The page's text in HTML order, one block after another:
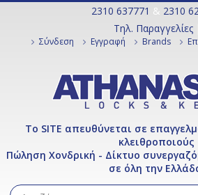
2310 637771 & 2310
Τηλ. Παραγγελίες
Σύνδεση Εγγραφή Brands
Το SITE απευθύνεται σε
κλειθροποιούς
Πώληση Χονδρική - Δίκτυο
σε όλη την